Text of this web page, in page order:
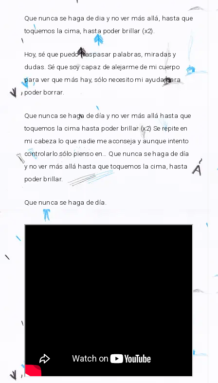
Que nunca se haga de dia y no ver más allá, hasta que
toquemos la cima, hasta poder brillar (x2).
Hoy, sé que puedo traspasar palabras, miradas y
dudas. Sé que soy capaz de alejarme de mi cuerpo
para ver que más hay, sólo necesito mi ayuda para
poder borrar.
Que nunca se haga de día y no ver más allá hasta que
toquemos la cima hasta poder brillar (x2) Se repite en
mi cabeza lo que nadie me aconseja y aunque intento
controlarlo sólo pienso en… Que nunca se haga de día
y no ver más allá hasta que toquemos la cima, hasta
poder brillar.
Que nunca se haga de día.